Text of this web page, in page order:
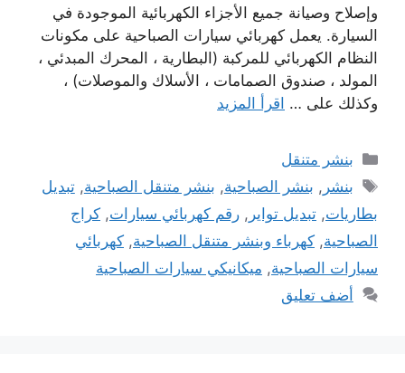
وإصلاح وصيانة جميع الأجزاء الكهربائية الموجودة في
السيارة. يعمل كهربائي سيارات الصباحية على مكونات
النظام الكهربائي للمركبة (البطارية ، المحرك المبدئي ،
المولد ، صندوق الصمامات ، الأسلاك والموصلات) ،
وكذلك على … اقرأ المزيد
التصنيفات
بنشر متنقل
الوسوم
بنشر , بنشر الصباحية, بنشر متنقل الصباحية,تبديل
بطاريات, تبديل تواير , رقم كهربائي سيارات, كراج
الصباحية, كهرباء وبنشر متنقل الصباحية, كهربائي
سيارات الصباحية, ميكانيكي سيارات الصباحية
أضف تعليق